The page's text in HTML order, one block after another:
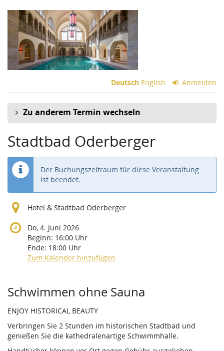
Zum
Haupt-
Inhalt
springen
Deutsch English Anmelden
Zu anderem Termin wechseln
Stadtbad Oderberger
Der Buchungszeitraum für diese Veranstaltung
ist beendet.
Hotel & Stadtbad Oderberger
Do, 4. Juni 2026
Beginn: 16:00 Uhr
Ende: 18:00 Uhr
Zum Kalender hinzufügen
Produkte
Schwimmen ohne Sauna
ENJOY HISTORICAL BEAUTY
Verbringen Sie 2 Stunden im historischen Stadtbad und
genießen Sie die kathedralenartige Schwimmhalle.